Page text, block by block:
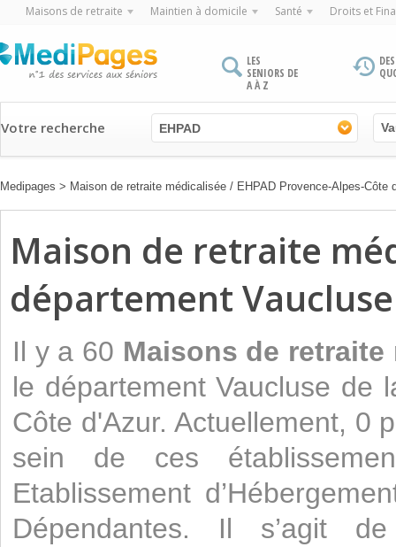
Maisons de retraite Maintien à domicile Santé Droits et
LES
SENIORS DE
A À Z
Votre recherche EHPAD
Medipages > Maison de retraite médicalisée / EHPAD Provence-Alpes-Côte
Maison de retraite
département Vaucluse
Il y a 60 Maisons de retraite
le département Vaucluse de
Côte d'Azur. Actuellement, 0
sein de ces
Etablissement
Dépendantes. Il s’agit